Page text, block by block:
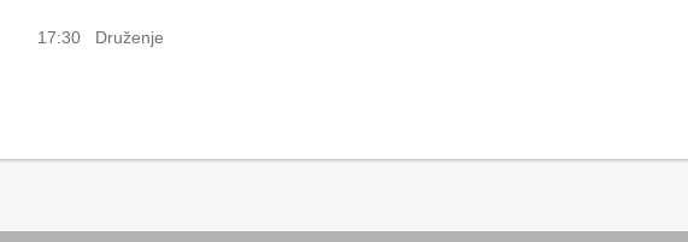
17:30 Druženje